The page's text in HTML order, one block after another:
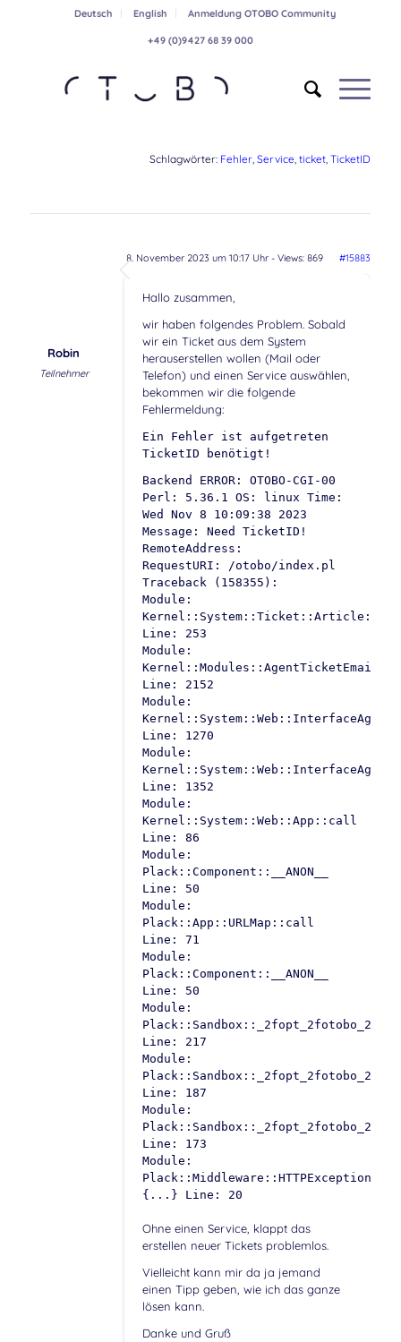
Deutsch English Anmeldung OTOBO Community
+49 (0)9427 68 39 000
Schlagwörter: Fehler,Service,ticket,TicketID
8. November 2023 um 10:17 Uhr- Views: 869 #15883
Robin
Teilnehmer
Hallo zusammen,
wir haben folgendes Problem. Sobald
wir ein Ticket aus dem System
herauserstellen wollen (Mail oder
Telefon) und einen Service auswählen,
bekommen wir die folgende
Fehlermeldung:
Ein Fehler ist aufgetreten
TicketID benötigt!
Backend ERROR: OTOBO-CGI-00
Perl: 5.36.1 OS: linux Time:
Wed Nov 8 10:09:38 2023
Message: Need TicketID!
RemoteAddress:
RequestURI: /otobo/index.pl
Traceback (158355):
Module:
Line: 253
Module:
Line: 2152
Module:
Line: 1270
Module:
Line: 1352
Module:
Kernel::System::Web::App::call
Line: 86
Module:
Plack::Component::__ANON__
Line: 50
Module:
Plack::App::URLMap::call
Line: 71
Module:
Plack::Component::__ANON__
Line: 50
Module:
Line: 217
Module:
Line: 187
Module:
Line: 173
Module:
{...} Line: 20
Ohne einen Service, klappt das
erstellen neuer Tickets problemlos.
Vielleicht kann mir da ja jemand
einen Tipp geben, wie ich das ganze
lösen kann.
Danke und Gruß